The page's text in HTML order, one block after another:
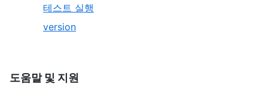
테스트 실행
version
도움말 및 지원